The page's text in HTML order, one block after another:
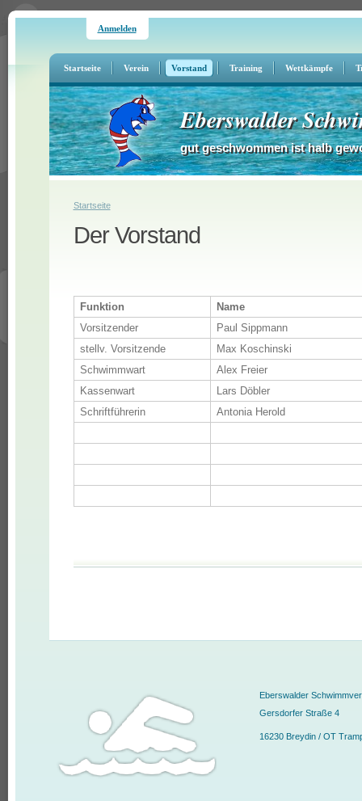
Anmelden
Startseite Verein Vorstand Training Wettkämpfe
Eberswalder
gut geschwommen ist halb
Sie sind hier
Startseite
Der Vorstand
Funktion
Name
Vorsitzender
Paul Sippmann
stellv. Vorsitzende
Max Koschinski
Schwimmwart
Alex Freier
Kassenwart
Lars Döbler
Schriftführerin
Antonia Herold
Eberswalder
Gersdorfer Straße 4
16230 Breydin / OT